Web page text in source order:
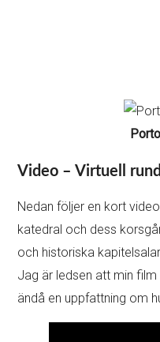
Video – Virtuell
Nedan följer en kort
katedral och dess
och historiska
Jag är ledsen att min
ändå en uppfattning om